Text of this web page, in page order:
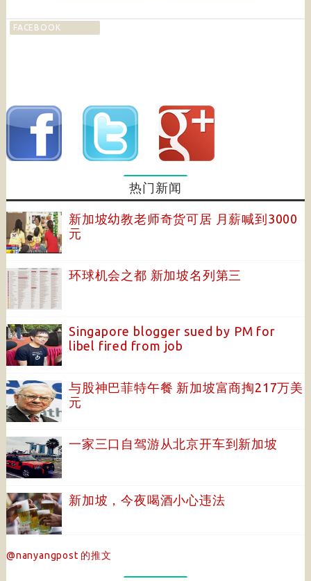
FACEBOOK
热门新闻
新加坡幼教老师奇货可居 月薪喊到3000
元
环球机会之都 新加坡名列第三
Singapore blogger sued by PM for
libel fired from job
与股神巴菲特午餐 新加坡富商掏217万美
元
一家三口自驾游从北京开车到新加坡
新加坡，今夜喝酒小心违法
@nanyangpost 的推文